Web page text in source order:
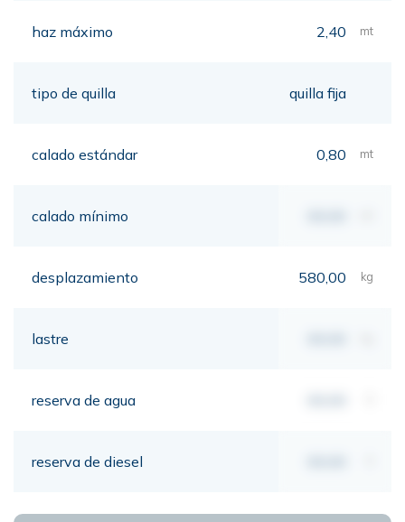
haz máximo 2,40 mt
tipo de quilla quilla fija
calado estándar 0,80 mt
calado mínimo
desplazamiento 580,00 kg
lastre
reserva de agua
reserva de diesel